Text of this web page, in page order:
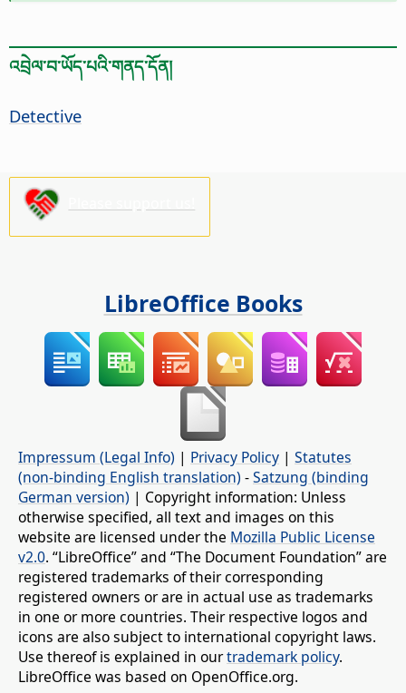
འབྲེལ་བ་ཡོད་པའི་གནད་དོན།
Detective
LibreOffice Books
Impressum (Legal Info) | Privacy Policy | Statutes
(non-binding English translation) -Satzung (binding
German version) | Copyright information: Unless
otherwise specified, all text and images on this
website are licensed under the Mozilla Public License
v2.0. “LibreOffice” and “The Document Foundation” are
registered trademarks of their corresponding
registered owners or are in actual use as trademarks
in one or more countries. Their respective logos and
icons are also subject to international copyright laws.
Use thereof is explained in ourtrademark policy.
LibreOffice was based on OpenOffice.org.